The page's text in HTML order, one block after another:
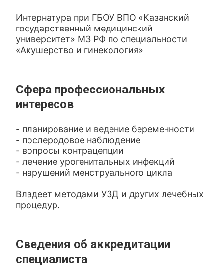
Интернатура при ГБОУ ВПО «Казанский
государственный медицинский
университет» МЗ РФ по специальности
«Акушерство и гинекология»
Сфера профессиональных
интересов
- планирование и ведение беременности
- послеродовое наблюдение
- вопросы контрацепции
- лечение урогенитальных инфекций
- нарушений менструального цикла
Владеет методами УЗД и других лечебных
процедур.
Сведения об аккредитации
специалиста